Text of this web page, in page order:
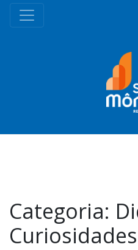
Categoria: